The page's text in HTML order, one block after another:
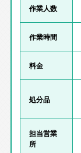
作業人数
作業時間
料金
処分品
担当営業
所